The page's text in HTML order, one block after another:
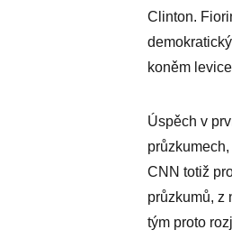
Clinton.
koněm
Úspěch v
CNN totiž
průzkumů, z
tým proto